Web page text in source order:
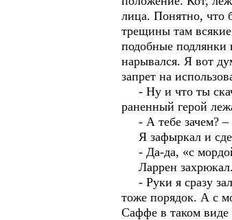
лица. Понятно, что
трещины там
подобные подлянки
нарывался. Я вот
запрет на
- Ну и что ты
раненный герой
- А тебе зачем? –
Я зафыркал и
- Да-да, «с мордой
Ларрен захрюкал.
- Руки я сразу
тоже порядок. А с
Саффе в таком виде